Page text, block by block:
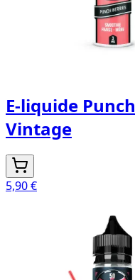
E-liquide
Vintage
5,90 €